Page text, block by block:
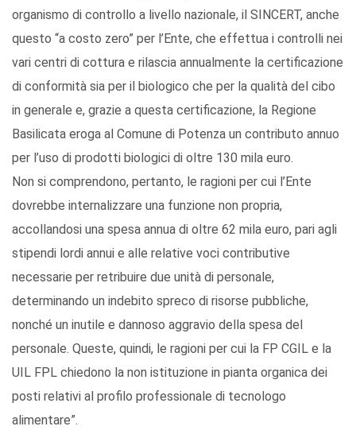
organismo di controllo a livello nazionale, il SINCERT, anche
questo “a costo zero” per l’Ente, che effettua i controlli nei
vari centri di cottura e rilascia annualmente la certificazione
di conformità sia per il biologico che per la qualità del cibo
in generale e, grazie a questa certificazione, la Regione
Basilicata eroga al Comune di Potenza un contributo annuo
per l’uso di prodotti biologici di oltre 130 mila euro.
Non si comprendono, pertanto, le ragioni per cui l’Ente
dovrebbe internalizzare una funzione non propria,
accollandosi una spesa annua di oltre 62 mila euro, pari agli
stipendi lordi annui e alle relative voci contributive
necessarie per retribuire due unità di personale,
determinando un indebito spreco di risorse pubbliche,
nonché un inutile e dannoso aggravio della spesa del
personale. Queste, quindi, le ragioni per cui la FP CGIL e la
UIL FPL chiedono la non istituzione in pianta organica dei
posti relativi al profilo professionale di tecnologo
alimentare”.